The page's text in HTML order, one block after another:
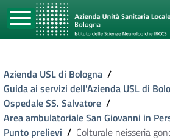
Azienda USL di Bologna /
Guida ai servizi dell'Azienda USL di
Ospedale SS. Salvatore /
Area ambulatoriale San Giovanni in
Punto prelievi / Colturale neisseria